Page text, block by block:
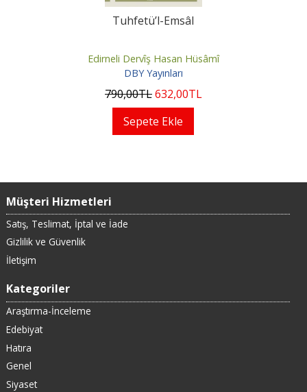
Tuhfetü’l-Emsâl
Edirneli Dervîş Hasan Hüsâmî
DBY Yayınları
790,00TL632,00TL
Sepete Ekle
Müşteri Hizmetleri
Satış, Teslimat, İptal ve İade
Gizlilik ve Güvenlik
İletişim
Kategoriler
Araştırma-İnceleme
Edebiyat
Hatıra
Genel
Siyaset